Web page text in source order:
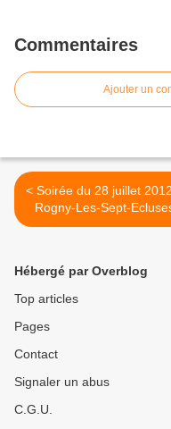
Commentaires
Ajouter un
< Soirée du 28 juillet 2012 à
Rogny-Les-Sept-
Hébergé par Overblog
Top articles
Pages
Contact
Signaler un abus
C.G.U.